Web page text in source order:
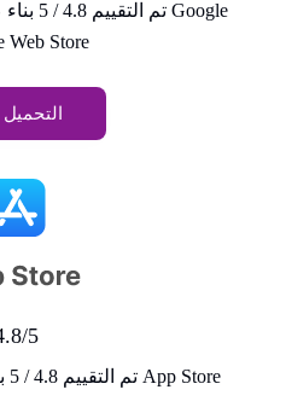
Web Store
التحميل
5
تم التقييم 4.8 / 5 بناء على 450+ تقييم على App Store